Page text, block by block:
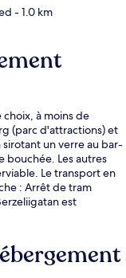
- 1.0 km
à moins de
(parc d'attractions) et
un verre au bar-
bouchée. Les autres
Le transport en
: Arrêt de tram
est